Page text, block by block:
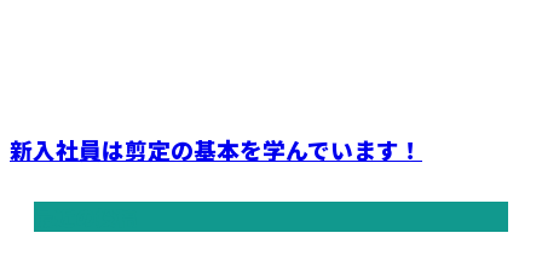
新入社員は剪定の基本を学んでいます！